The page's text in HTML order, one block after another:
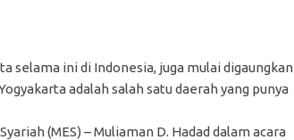
selama ini di Indonesia, juga mulai digaungkan
adalah salah satu daerah yang punya
(MES) – Muliaman D. Hadad dalam acara